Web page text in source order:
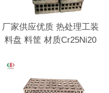
厂家供应优质 热处理工装
料盘 料筐 材质Cr25Ni20